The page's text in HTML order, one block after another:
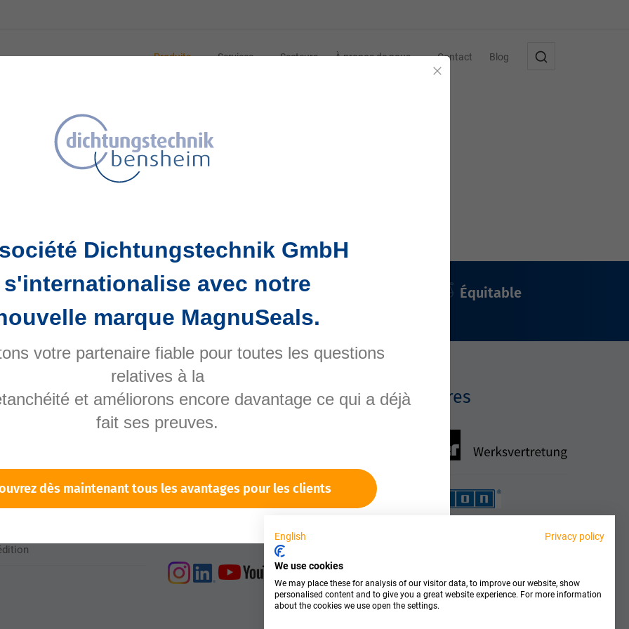
Produits Services Secteurs À propos de nous Contact Blog
- Zeichnungsteile
Rapidement Fiable Équitable
légales
des données
Joignable
personnellement:
Lundi - jeudi: 07:45 – 16:45
Vendredi: 07:45 – 14:30
Tél. +49 6251 84150
Partenaires
Dichtungstechnik GmbH
s'internationalise avec notre
marque MagnuSeals.
votre partenaire fiable pour toutes les questions
relatives à la
et améliorons encore davantage ce qui a déjà
fait ses preuves.
dès maintenant tous les avantages pour les clients
English Privacy policy
We use cookies
We may place these for analysis of our visitor data, to improve our website, show
personalised content and to give you a great website experience. For more information
about the cookies we use open the settings.